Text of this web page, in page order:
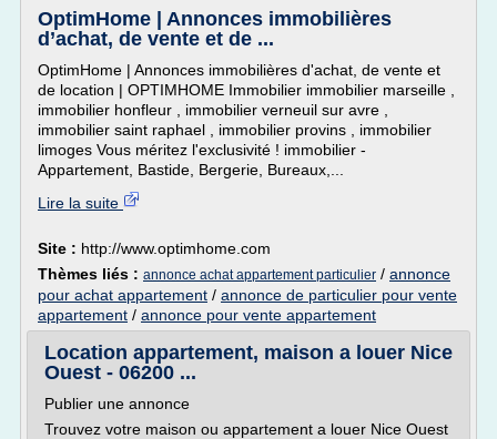
OptimHome | Annonces immobilières
d’achat, de vente et de ...
OptimHome | Annonces immobilières d'achat, de vente et
de location | OPTIMHOME Immobilier immobilier marseille ,
immobilier honfleur , immobilier verneuil sur avre ,
immobilier saint raphael , immobilier provins , immobilier
limoges Vous méritez l'exclusivité ! immobilier -
Appartement, Bastide, Bergerie, Bureaux,...
Lire la suite
Site : http://www.optimhome.com
Thèmes liés : annonce achat appartement particulier / annonce
pour achat appartement / annonce de particulier pour vente
appartement / annonce pour vente appartement
Location appartement, maison a louer Nice
Ouest - 06200 ...
Publier une annonce
Trouvez votre maison ou appartement a louer Nice Ouest